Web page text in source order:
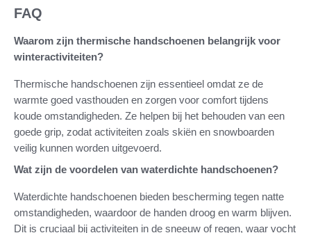
FAQ
Waarom zijn thermische handschoenen belangrijk voor
winteractiviteiten?
Thermische handschoenen zijn essentieel omdat ze de
warmte goed vasthouden en zorgen voor comfort tijdens
koude omstandigheden. Ze helpen bij het behouden van een
goede grip, zodat activiteiten zoals skiën en snowboarden
veilig kunnen worden uitgevoerd.
Wat zijn de voordelen van waterdichte handschoenen?
Waterdichte handschoenen bieden bescherming tegen natte
omstandigheden, waardoor de handen droog en warm blijven.
Dit is cruciaal bij activiteiten in de sneeuw of regen, waar vocht